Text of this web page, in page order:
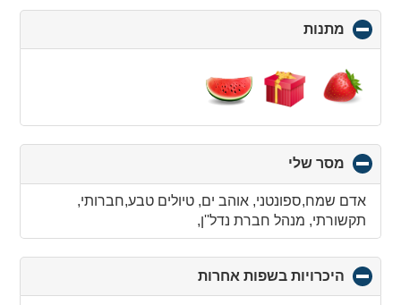
מתנות
to
contents
מסר שלי
to
collapse
contents
אדם שמח,ספונטני, אוהב ים, טיולים טבע,חברותי,
תקשורתי, מנהל חברת נדל''ן,
היכרויות בשפות אחרות
to